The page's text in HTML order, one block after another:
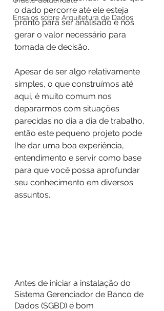
Ensaios sobre Arquitetura de Dados
o dado percorre até ele esteja
pronto para ser analisado e nos
gerar o valor necessário para
tomada de decisão.
Apesar de ser algo relativamente
simples, o que construímos até
aqui, é muito comum nos
depararmos com situações
parecidas no dia a dia de trabalho,
então este pequeno projeto pode
lhe dar uma boa experiência,
entendimento e servir como base
para que você possa aprofundar
seu conhecimento em diversos
assuntos.
Antes de iniciar a instalação do
Sistema Gerenciador de Banco de
Dados (SGBD) é bom